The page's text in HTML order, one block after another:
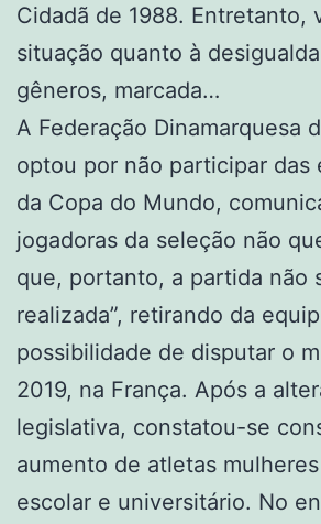
Cidadã de 1988. Entretanto,
situação quanto à
gêneros, marcada…
A Federação Dinamarquesa
optou por não participar das
da Copa do Mundo,
jogadoras da seleção não
que, portanto, a partida não
realizada”, retirando da
possibilidade de disputar o
2019, na França. Após a
legislativa, constatou-se
aumento de atletas
escolar e universitário. No